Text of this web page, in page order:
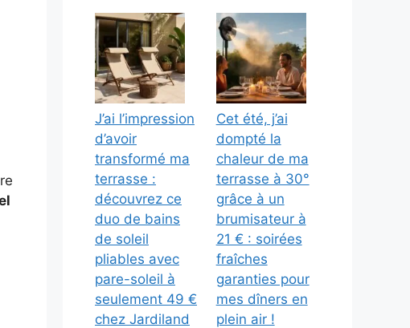
J’ai l’impression
d’avoir
transformé ma
terrasse :
découvrez ce
duo de bains
de soleil
pliables avec
pare-soleil à
seulement 49 €
chez Jardiland
Cet été, j’ai
dompté la
chaleur de ma
terrasse à 30°
grâce à un
brumisateur à
21 € : soirées
fraîches
garanties pour
mes dîners en
plein air !